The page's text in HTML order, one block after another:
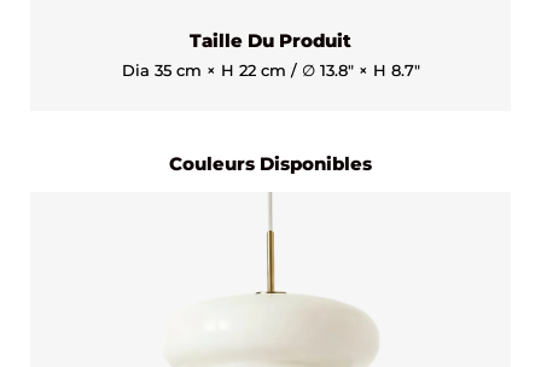
Taille Du Produit
Dia 35 cm × H 22 cm / ∅ 13.8″ × H 8.7″
Couleurs Disponibles